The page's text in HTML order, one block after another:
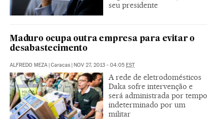
seu presidente
Maduro ocupa outra empresa para evitar o
desabastecimento
ALFREDO MEZA | Caracas | NOV 27, 2013 - 04:05 EST
A rede de eletrodomésticos
Daka sofre intervenção e
será administrada por tempo
indeterminado por um
militar